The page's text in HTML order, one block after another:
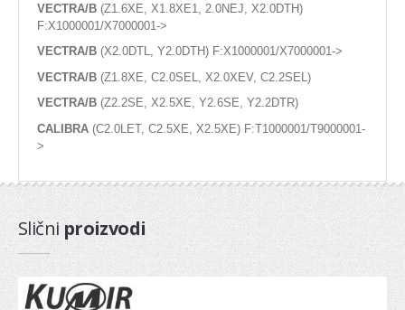
Dihtung dekle lanca
PRIPREMA GORIVA
Pumpa za gorivo
Potenciometar
Protokomer
Elektromagnetni ventil
SENZOR
VECTRA/B (Z1.6XE, X1.8XE1, 2.0NEJ, X2.0DTH)
F:X1000001/X7000001->
VECTRA/B (X2.0DTL, Y2.0DTH) F:X1000001/X7000001->
VECTRA/B (Z1.8XE, C2.0SEL, X2.0XEV, C2.2SEL)
VECTRA/B (Z2.2SE, X2.5XE, Y2.6SE, Y2.2DTR)
CALIBRA (C2.0LET, C2.5XE, X2.5XE) F:T1000001/T9000001-
>
Slični proizvodi